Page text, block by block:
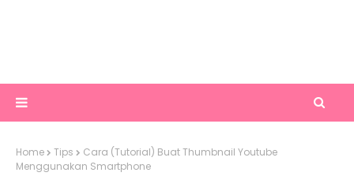
Home Tips
Cara (Tutorial) Buat Thumbnail Youtube
Menggunakan Smartphone